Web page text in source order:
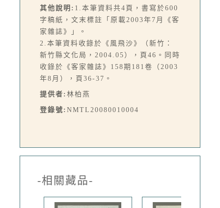
其他說明: 1.本筆資料共4頁，書寫於600
字稿紙，文末標註「原載2003年7月《客
家雜誌》」。
2.本筆資料收錄於《風飛沙》（新竹：
新竹縣文化局，2004.05），頁46。同時
收錄於《客家雜誌》158期181卷（2003
年8月），頁36-37。
提供者: 林柏燕
登錄號: NMTL20080010004
-相關藏品-